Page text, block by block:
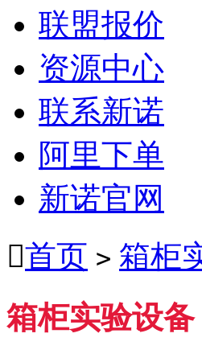
联盟报价
资源中心
联系新诺
阿里下单
新诺官网
首页 > 箱柜
箱柜实验设备